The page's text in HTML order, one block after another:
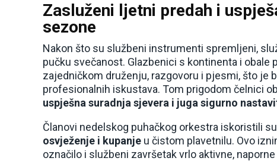
Zasluženi ljetni predah i
sezone
Nakon što su službeni instrumenti spremljeni,
pučku svečanost. Glazbenici s kontinenta i obale
zajedničkom druženju, razgovoru i pjesmi, što je
profesionalnih iskustava. Tom prigodom čelnici
uspješna suradnja sjevera i juga sigurno
Članovi nedelskog puhačkog orkestra iskoristili
osvježenje i kupanje u čistom plavetnilu. Ovo
označilo i službeni završetak vrlo aktivne,